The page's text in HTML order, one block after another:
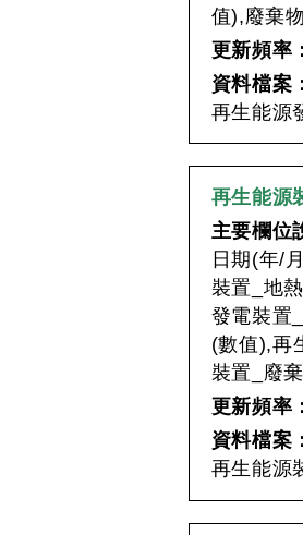
值),廢棄
更新頻率：
資料檔案：
再生能源
再生能源
主要欄位
日期(年/
裝置_地
發電裝置
(數值),再
裝置_廢
更新頻率：
資料檔案：
再生能源